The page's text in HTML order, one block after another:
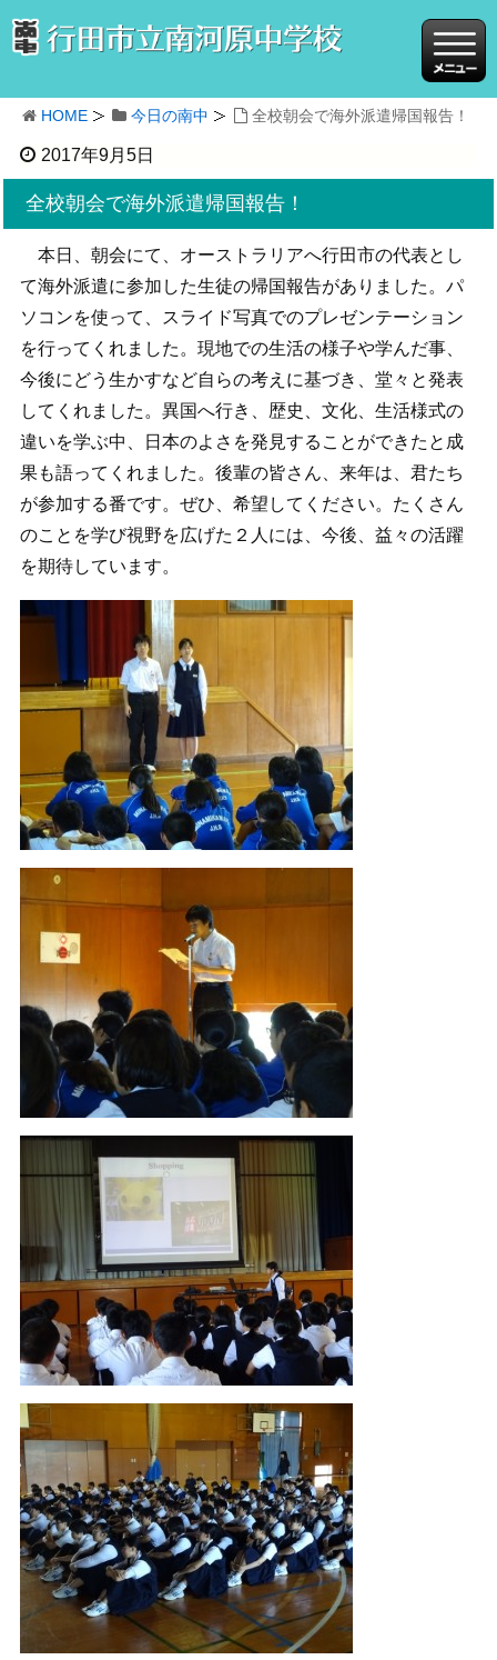
HOME 今日の南中 全校朝会で海外派遣帰国報告！
2017年9月5日
全校朝会で海外派遣帰国報告！
本日、朝会にて、オーストラリアへ行田市の代表とし
て海外派遣に参加した生徒の帰国報告がありました。パ
ソコンを使って、スライド写真でのプレゼンテーション
を行ってくれました。現地での生活の様子や学んだ事、
今後にどう生かすなど自らの考えに基づき、堂々と発表
してくれました。異国へ行き、歴史、文化、生活様式の
違いを学ぶ中、日本のよさを発見することができたと成
果も語ってくれました。後輩の皆さん、来年は、君たち
が参加する番です。ぜひ、希望してください。たくさん
のことを学び視野を広げた２人には、今後、益々の活躍
を期待しています。